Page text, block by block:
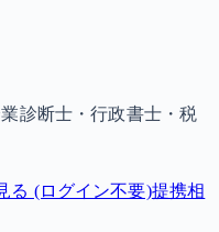
診断士・行政書士・税
る (ログイン不要)提携相